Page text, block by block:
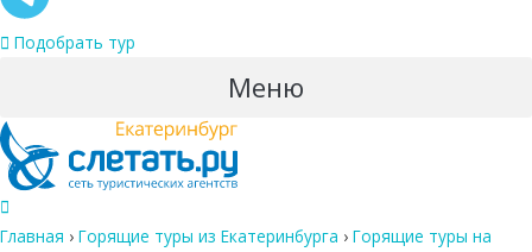
Подобрать тур
Меню
Главная › Горящие туры из Екатеринбурга › Горящие туры на